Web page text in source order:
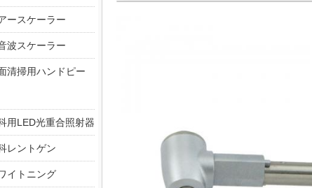
ースケーラー
波スケーラー
清掃用ハンドピー
用LED光重合照射器
レントゲン
イトニング